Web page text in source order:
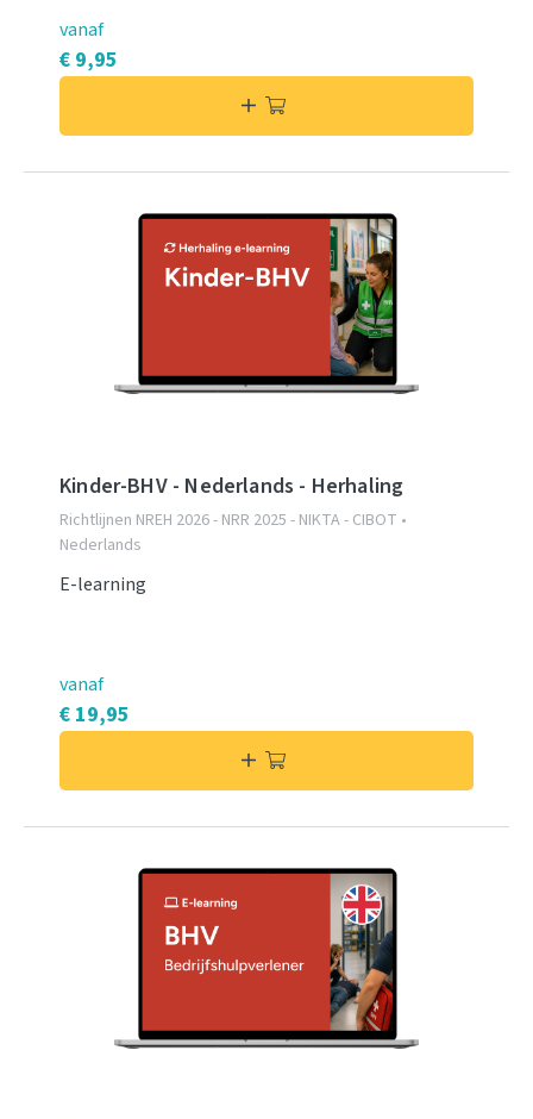
vanaf
€ 9,95
Kinder-BHV - Nederlands - Herhaling
Richtlijnen NREH 2026 - NRR 2025 - NIKTA - CIBOT •
Nederlands
E-learning
vanaf
€ 19,95